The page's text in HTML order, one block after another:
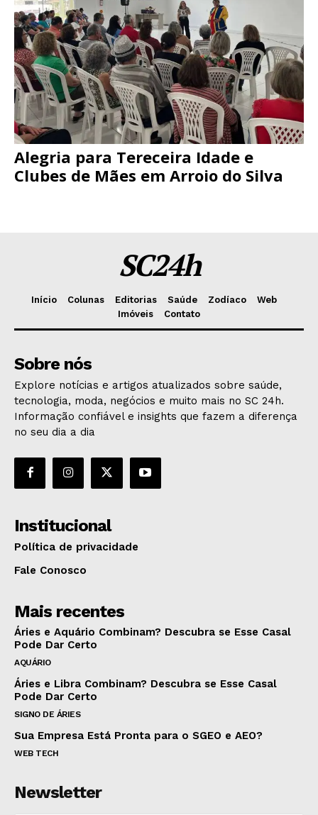
Alegria para Tereceira Idade e
Clubes de Mães em Arroio do Silva
SC24h
Início Colunas Editorias Saúde Zodíaco
Web
Imóveis
Contato
Sobre nós
Explore notícias e artigos atualizados sobre saúde,
tecnologia, moda, negócios e muito mais no SC 24h.
Informação confiável e insights que fazem a diferença
no seu dia a dia
Institucional
Política de privacidade
Fale Conosco
Mais recentes
Áries e Aquário Combinam? Descubra se Esse Casal
Pode Dar Certo
AQUÁRIO
Áries e Libra Combinam? Descubra se Esse Casal
Pode Dar Certo
SIGNO DE ÁRIES
Sua Empresa Está Pronta para o SGEO e AEO?
WEB TECH
Newsletter